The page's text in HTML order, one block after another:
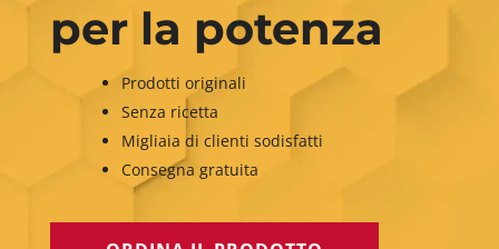
per la potenza
Prodotti originali
Senza ricetta
Migliaia di clienti sodisfatti
Consegna gratuita